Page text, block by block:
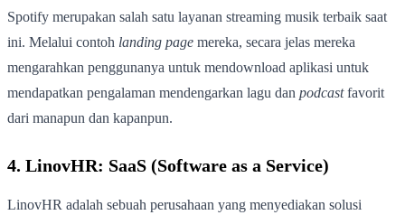
Spotify merupakan salah satu layanan streaming musik terbaik saat
ini. Melalui contoh landing page mereka, secara jelas mereka
mengarahkan penggunanya untuk mendownload aplikasi untuk
mendapatkan pengalaman mendengarkan lagu dan podcastfavorit
dari manapun dan kapanpun.
4. LinovHR: SaaS (Software as a Service)
LinovHR adalah sebuah perusahaan yang menyediakan solusi